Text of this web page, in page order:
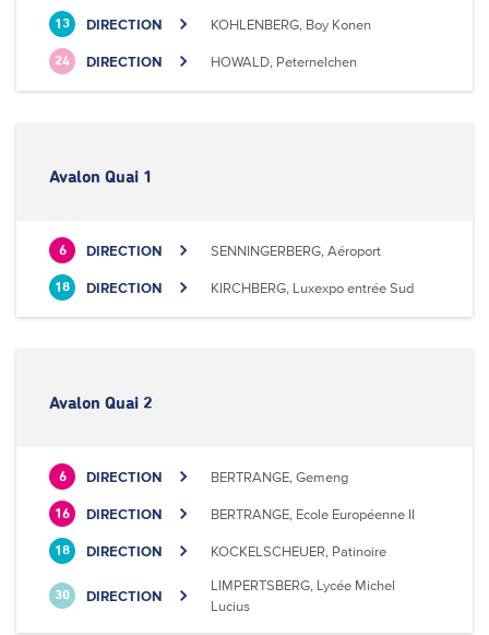
13 DIRECTION KOHLENBERG, Boy Konen
24 DIRECTION HOWALD, Peternelchen
Avalon Quai 1
6 DIRECTION SENNINGERBERG, Aéroport
18 DIRECTION KIRCHBERG, Luxexpo entrée Sud
Avalon Quai 2
6 DIRECTION BERTRANGE, Gemeng
16 DIRECTION BERTRANGE, Ecole Européenne II
18 DIRECTION KOCKELSCHEUER, Patinoire
30 DIRECTION
LIMPERTSBERG, Lycée Michel
Lucius